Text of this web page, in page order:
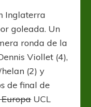
Inglaterra
goleada. Un
ronda de la
Viollet (4),
(2) y
de final de
UCL